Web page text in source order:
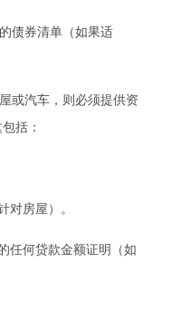
债券清单（如果适
或汽车，则必须提供资
括：
对房屋）。
任何贷款金额证明（如